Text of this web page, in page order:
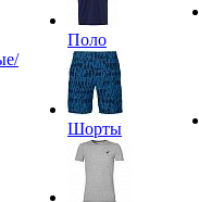
Поло
Шорты